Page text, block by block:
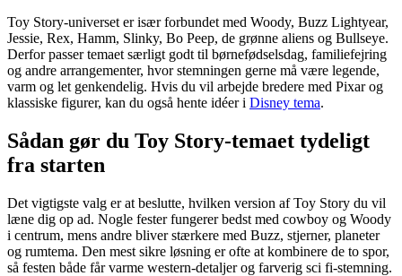
Toy Story-universet er især forbundet med Woody, Buzz Lightyear,
Jessie, Rex, Hamm, Slinky, Bo Peep, de grønne aliens og Bullseye.
Derfor passer temaet særligt godt til børnefødselsdag, familiefejring
og andre arrangementer, hvor stemningen gerne må være legende,
varm og let genkendelig. Hvis du vil arbejde bredere med Pixar og
klassiske figurer, kan du også hente idéer i Disney tema.
Sådan gør du Toy Story-temaet tydeligt
fra starten
Det vigtigste valg er at beslutte, hvilken version af Toy Story du vil
læne dig op ad. Nogle fester fungerer bedst med cowboy og Woody
i centrum, mens andre bliver stærkere med Buzz, stjerner, planeter
og rumtema. Den mest sikre løsning er ofte at kombinere de to spor,
så festen både får varme western-detaljer og farverig sci fi-stemning.